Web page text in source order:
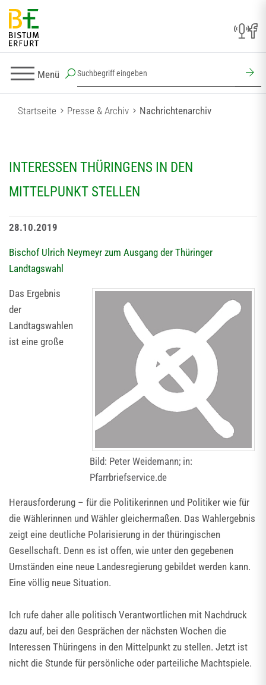
Menü
Startseite Presse & Archiv Nachrichtenarchiv
INTERESSEN THÜRINGENS IN DEN
MITTELPUNKT STELLEN
28.10.2019
Bischof Ulrich Neymeyr zum Ausgang der Thüringer
Landtagswahl
Bild: Peter Weidemann; in:
Pfarrbriefservice.de
Das Ergebnis
der
Landtagswahlen
ist eine große
Herausforderung – für die Politikerinnen und Politiker wie für
die Wählerinnen und Wähler gleichermaßen. Das Wahlergebnis
zeigt eine deutliche Polarisierung in der thüringischen
Gesellschaft. Denn es ist offen, wie unter den gegebenen
Umständen eine neue Landesregierung gebildet werden kann.
Eine völlig neue Situation.
Ich rufe daher alle politisch Verantwortlichen mit Nachdruck
dazu auf, bei den Gesprächen der nächsten Wochen die
Interessen Thüringens in den Mittelpunkt zu stellen. Jetzt ist
nicht die Stunde für persönliche oder parteiliche Machtspiele.